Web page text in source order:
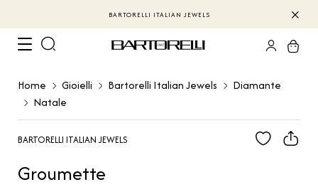
BARTORELLI ITALIAN JEWELS
Home Gioielli Bartorelli Italian Jewels
Diamante
Natale
BARTORELLI ITALIAN JEWELS
Groumette